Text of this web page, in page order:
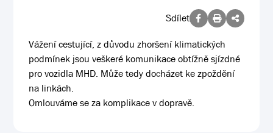
Sdílet
Vážení cestující, z důvodu zhoršení klimatických
podmínek jsou veškeré komunikace obtížně sjízdné
pro vozidla MHD. Může tedy docházet ke zpoždění
na linkách.
Omlouváme se za komplikace v dopravě.